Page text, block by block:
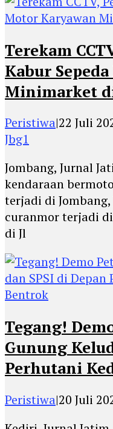
Terekam
Kabur
Minimarket
Peristiwa|22 Juli
Jbg1
Jombang, Jurnal
kendaraan
terjadi di
curanmor terjadi
di Jl
Tegang!
Gunung
Perhutani
Peristiwa|20 Juli